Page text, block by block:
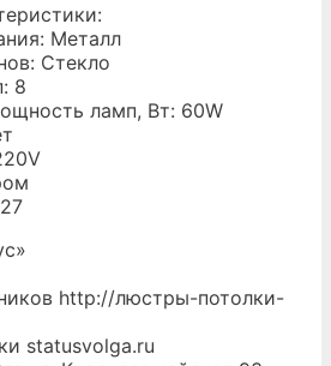
Металл
Стекло
8
ламп, Вт: 60W
http://люстры-потолки-
statusvolga.ru